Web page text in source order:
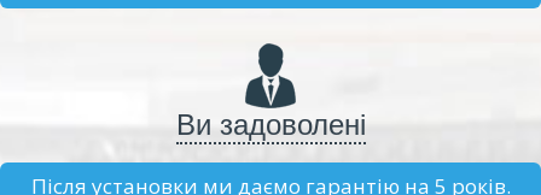
Ви задоволені
Після установки ми даємо гарантію на 5 років.